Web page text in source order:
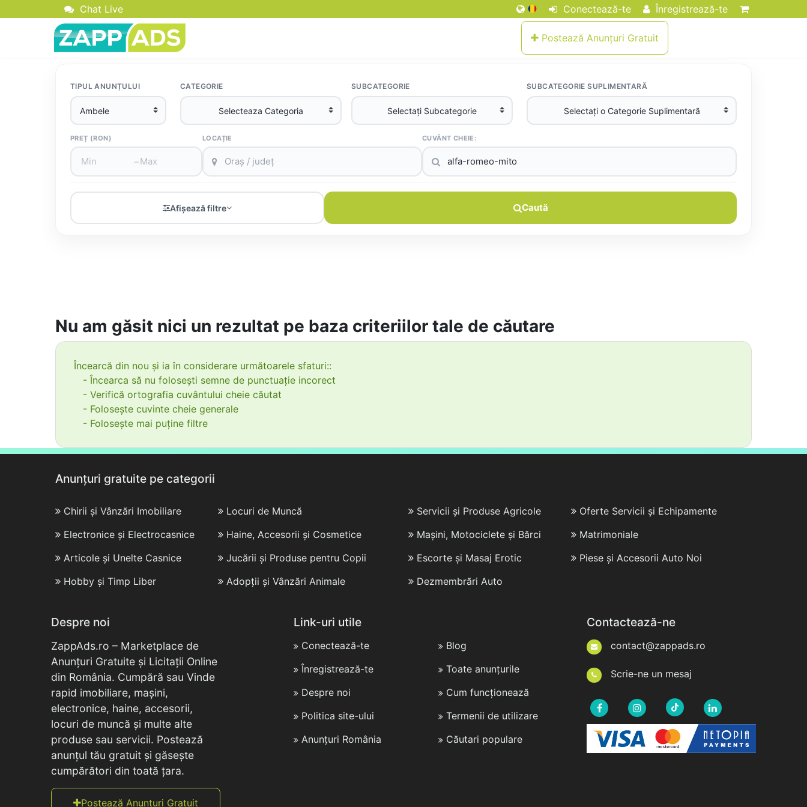
Chat Live Conectează-te Înregistrează-te
Postează Anunțuri Gratuit
TIPUL ANUNȚULUI CATEGORIE SUBCATEGORIE SUBCATEGORIE SUPLIMENTARĂ
PREȚ (RON)
–
LOCAȚIE CUVÂNT CHEIE:
Afișează filtre Caută
Nu am găsit nici un rezultat pe baza criteriilor tale de căutare
Încearcă din nou și ia în considerare următoarele sfaturi::
- Încearca să nu folosești semne de punctuație incorect
- Verifică ortografia cuvântului cheie căutat
- Folosește cuvinte cheie generale
- Folosește mai puține filtre
Anunțuri gratuite pe categorii
Chirii și Vânzări Imobiliare
Locuri de Muncă
Electronice și Electrocasnice
Haine, Accesorii și Cosmetice
Articole și Unelte Casnice
Jucării și Produse pentru Copii
Hobby și Timp Liber
Adopții și Vânzări Animale
Servicii și Produse Agricole
Oferte Servicii și Echipamente
Mașini, Motociclete și Bărci
Matrimoniale
Escorte și Masaj Erotic
Piese și Accesorii Auto Noi
Dezmembrări Auto
Despre noi
ZappAds.ro – Marketplace de
Anunțuri Gratuite și Licitații Online
din România. Cumpără sau Vinde
rapid imobiliare, mașini,
electronice, haine, accesorii,
locuri de muncă și multe alte
produse sau servicii. Postează
anunțul tău gratuit și găsește
cumpărători din toată țara.
Postează Anunțuri Gratuit
Link-uri utile
Conectează-te
Înregistrează-te
Despre noi
Politica site-ului
Anunțuri România
Blog
Toate anunțurile
Cum funcționează
Termenii de utilizare
Căutari populare
Contactează-ne
contact@zappads.ro
Scrie-ne un mesaj